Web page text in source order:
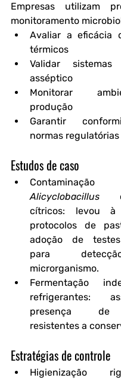
Empresas utilizam
monitoramento
Avaliar a eficácia
térmicos
Validar
asséptico
Monitorar
produção
Garantir
normas regulatórias
Estudos de caso
Alicyclobacillus
cítricos: levou à
protocolos de
adoção de
para
microrganismo.
Fermentação
refrigerantes:
presença de
resistentes a
Estratégias de controle
Higienização